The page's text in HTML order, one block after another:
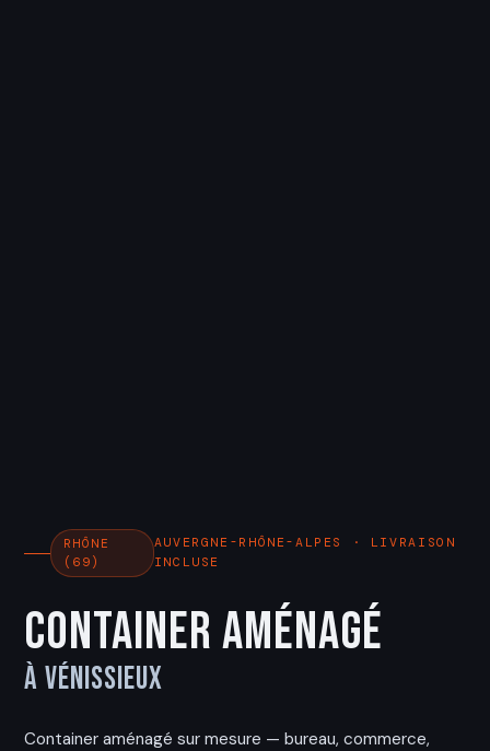
RHÔNE
(69)
AUVERGNE-RHÔNE-ALPES · LIVRAISON
INCLUSE
Container Aménagé
à Vénissieux
Container aménagé sur mesure — bureau, commerce,